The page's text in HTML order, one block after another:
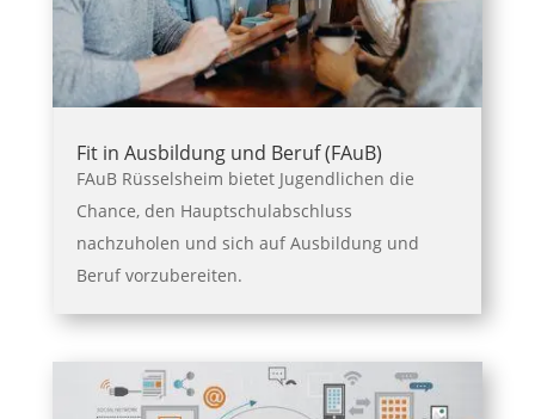
Fit in Ausbildung und Beruf (FAuB)
FAuB Rüsselsheim bietet Jugendlichen die
Chance, den Hauptschulabschluss
nachzuholen und sich auf Ausbildung und
Beruf vorzubereiten.